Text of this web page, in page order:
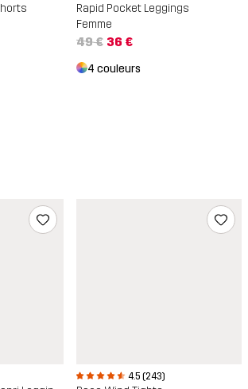
Rapid Pocket Leggings
Femme
49 € 36 €
4 couleurs
4.5 (243)